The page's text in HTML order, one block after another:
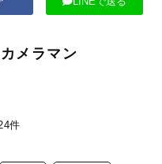
メラマン
件